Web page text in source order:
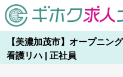
【美濃加茂市】オープニン
看護リハ | 正社員